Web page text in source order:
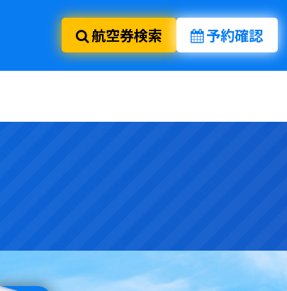
航空券検索 予約確認